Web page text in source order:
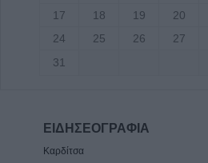
17
18 19 20
24
25 26 27
31
ΕΙΔΗΣΕΟΓΡΑΦΙΑ
Καρδίτσα